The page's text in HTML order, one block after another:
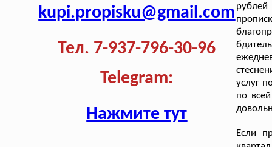
kupi.propisku@gmail.com
Тел. 7-937-796-30-96
Telegram:
Нажмите тут
услуг
по
Если